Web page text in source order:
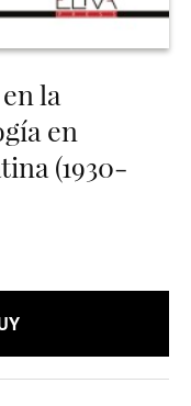
la
en
(1930-